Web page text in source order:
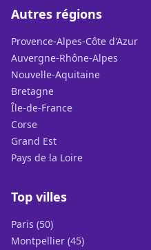
Autres régions
Provence-Alpes-Côte d'Azur
Auvergne-Rhône-Alpes
Nouvelle-Aquitaine
Bretagne
Île-de-France
Corse
Grand Est
Pays de la Loire
Top villes
Paris (50)
Montpellier (45)